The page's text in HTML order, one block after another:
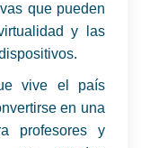
que pueden
y las
vive el país
en una
profesores y